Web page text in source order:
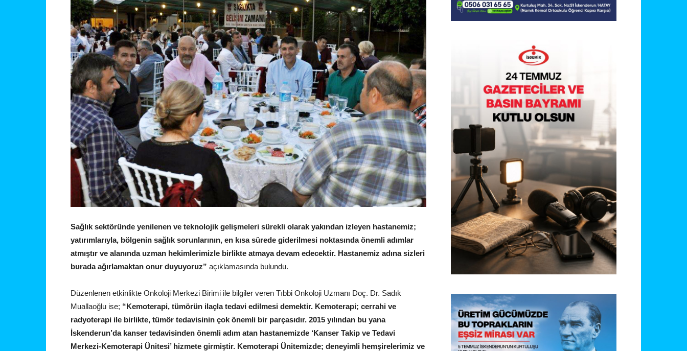
Sağlık sektöründe yenilenen ve teknolojik gelişmeleri sürekli olarak yakından izleyen hastanemiz;
yatırımlarıyla, bölgenin sağlık sorunlarının, en kısa sürede giderilmesi noktasında önemli adımlar
atmıştır ve alanında uzman hekimlerimizle birlikte atmaya devam edecektir. Hastanemiz adına sizleri
burada ağırlamaktan onur duyuyoruz” açıklamasında bulundu.
Düzenlenen etkinlikte Onkoloji Merkezi Birimi ile bilgiler veren Tıbbi Onkoloji Uzmanı Doç. Dr. Sadık
Muallaoğlu ise; “Kemoterapi, tümörün ilaçla tedavi edilmesi demektir. Kemoterapi; cerrahi ve
radyoterapi ile birlikte, tümör tedavisinin çok önemli bir parçasıdır. 2015 yılından bu yana
İskenderun’da kanser tedavisinden önemli adım atan hastanemizde ‘Kanser Takip ve Tedavi
Merkezi-Kemoterapi Ünitesi’ hizmete girmiştir. Kemoterapi Ünitemizde; deneyimli hemşirelerimiz ve